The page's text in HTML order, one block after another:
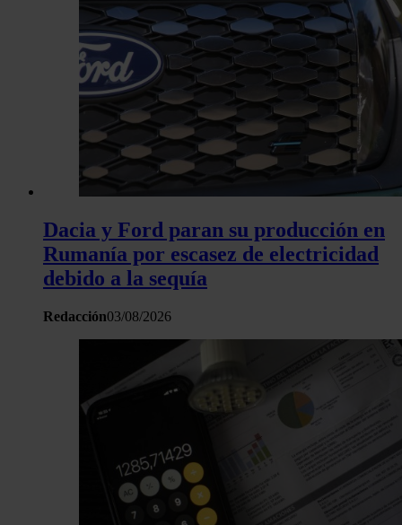
Dacia y Ford paran su producción en
Rumanía por escasez de electricidad
debido a la sequía
Redacción03/08/2026